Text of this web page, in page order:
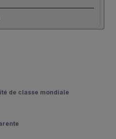
de classe mondiale